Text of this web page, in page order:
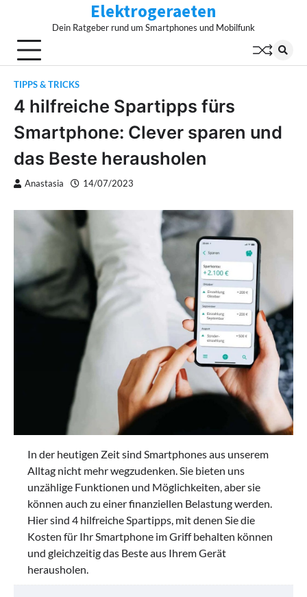
content
Elektrogeraeten
Dein Ratgeber rund um Smartphones und Mobilfunk
TIPPS & TRICKS
4 hilfreiche Spartipps fürs
Smartphone: Clever sparen und
das Beste herausholen
Anastasia 14/07/2023
In der heutigen Zeit sind Smartphones aus unserem
Alltag nicht mehr wegzudenken. Sie bieten uns
unzählige Funktionen und Möglichkeiten, aber sie
können auch zu einer finanziellen Belastung werden.
Hier sind 4 hilfreiche Spartipps, mit denen Sie die
Kosten für Ihr Smartphone im Griff behalten können
und gleichzeitig das Beste aus Ihrem Gerät
herausholen.